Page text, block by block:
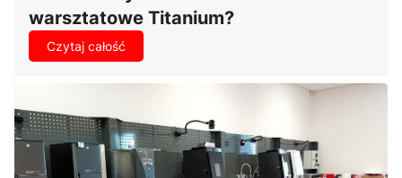
warsztatowe Titanium?
Czytaj całość